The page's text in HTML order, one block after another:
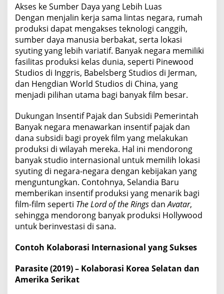
Akses ke Sumber Daya yang Lebih Luas
Dengan menjalin kerja sama lintas negara, rumah
produksi dapat mengakses teknologi canggih,
sumber daya manusia berbakat, serta lokasi
syuting yang lebih variatif. Banyak negara memiliki
fasilitas produksi kelas dunia, seperti Pinewood
Studios di Inggris, Babelsberg Studios di Jerman,
dan Hengdian World Studios di China, yang
menjadi pilihan utama bagi banyak film besar.
Dukungan Insentif Pajak dan Subsidi Pemerintah
Banyak negara menawarkan insentif pajak dan
dana subsidi bagi proyek film yang melakukan
produksi di wilayah mereka. Hal ini mendorong
banyak studio internasional untuk memilih lokasi
syuting di negara-negara dengan kebijakan yang
menguntungkan. Contohnya, Selandia Baru
memberikan insentif produksi yang menarik bagi
film-film seperti The Lord of the Rings danAvatar,
sehingga mendorong banyak produksi Hollywood
untuk berinvestasi di sana.
Contoh Kolaborasi Internasional yang Sukses
Parasite (2019) – Kolaborasi Korea Selatan dan
Amerika Serikat